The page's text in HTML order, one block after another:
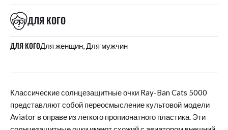
ДЛЯ КОГО
ДЛЯ КОГОДля женщин, Для мужчин
Классические солнцезащитные очки Ray-Ban Cats 5000
представляют собой переосмысление культовой модели
Aviator в оправе из легкого пропионатного пластика. Эти